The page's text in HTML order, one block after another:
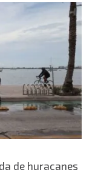
de huracanes